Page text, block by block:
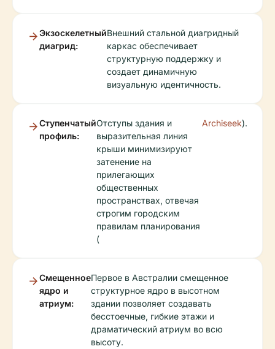
Экзоскелетный
диагрид:
Внешний стальной диагридный
каркас обеспечивает
структурную поддержку и
создает динамичную
визуальную идентичность.
Ступенчатый
профиль:
Отступы здания и
выразительная линия
крыши минимизируют
затенение на
прилегающих
общественных
пространствах, отвечая
строгим городским
правилам планирования
(
Archiseek).
Смещенное
ядро и
атриум:
Первое в Австралии смещенное
структурное ядро в высотном
здании позволяет создавать
бесстоечные, гибкие этажи и
драматический атриум во всю
высоту.